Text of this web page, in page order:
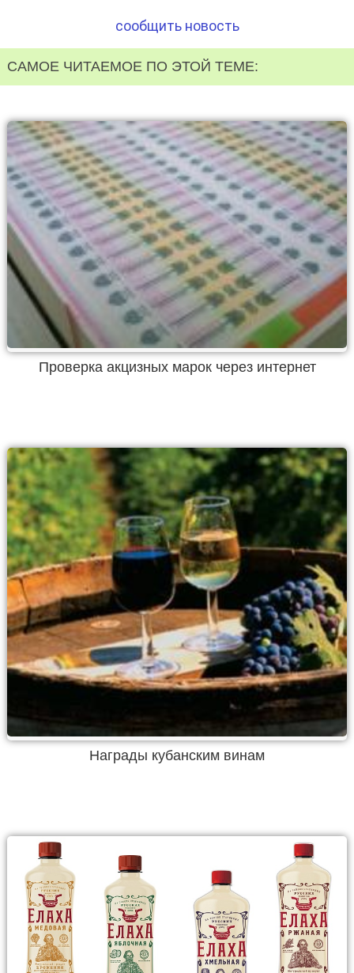
сообщить новость
САМОЕ ЧИТАЕМОЕ ПО ЭТОЙ ТЕМЕ:
Проверка акцизных марок через интернет
Награды кубанским винам